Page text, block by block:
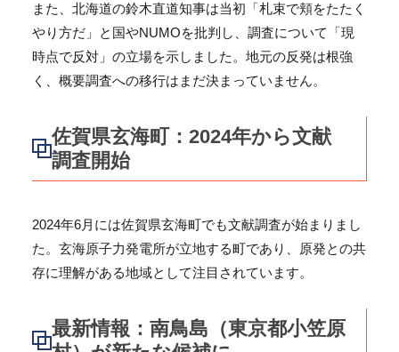
また、北海道の鈴木直道知事は当初「札束で頬をたたく
やり方だ」と国やNUMOを批判し、調査について「現
時点で反対」の立場を示しました。地元の反発は根強
く、概要調査への移行はまだ決まっていません。
佐賀県玄海町：2024年から文献
調査開始
2024年6月には佐賀県玄海町でも文献調査が始まりまし
た。玄海原子力発電所が立地する町であり、原発との共
存に理解がある地域として注目されています。
最新情報：南鳥島（東京都小笠原